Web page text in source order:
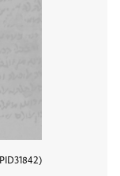
31842